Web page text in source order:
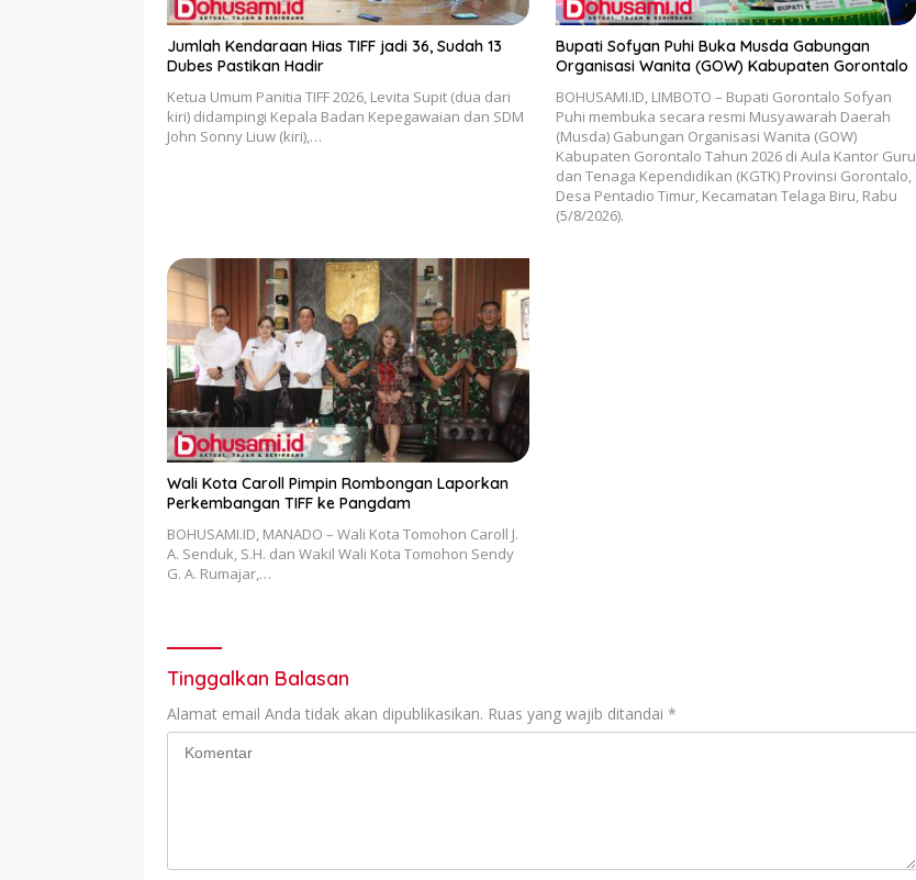
Jumlah Kendaraan Hias TIFF jadi 36, Sudah 13
Dubes Pastikan Hadir
Ketua Umum Panitia TIFF 2026, Levita Supit (dua dari
kiri) didampingi Kepala Badan Kepegawaian dan SDM
John Sonny Liuw (kiri),…
Bupati Sofyan Puhi Buka Musda Gabungan
Organisasi Wanita (GOW) Kabupaten Gorontalo
BOHUSAMI.ID, LIMBOTO – Bupati Gorontalo Sofyan
Puhi membuka secara resmi Musyawarah Daerah
(Musda) Gabungan Organisasi Wanita (GOW)
Kabupaten Gorontalo Tahun 2026 di Aula Kantor Guru
dan Tenaga Kependidikan (KGTK) Provinsi Gorontalo,
Desa Pentadio Timur, Kecamatan Telaga Biru, Rabu
(5/8/2026).
Wali Kota Caroll Pimpin Rombongan Laporkan
Perkembangan TIFF ke Pangdam
BOHUSAMI.ID, MANADO – Wali Kota Tomohon Caroll J.
A. Senduk, S.H. dan Wakil Wali Kota Tomohon Sendy
G. A. Rumajar,…
Tinggalkan Balasan
Alamat email Anda tidak akan dipublikasikan. Ruas yang wajib ditandai *